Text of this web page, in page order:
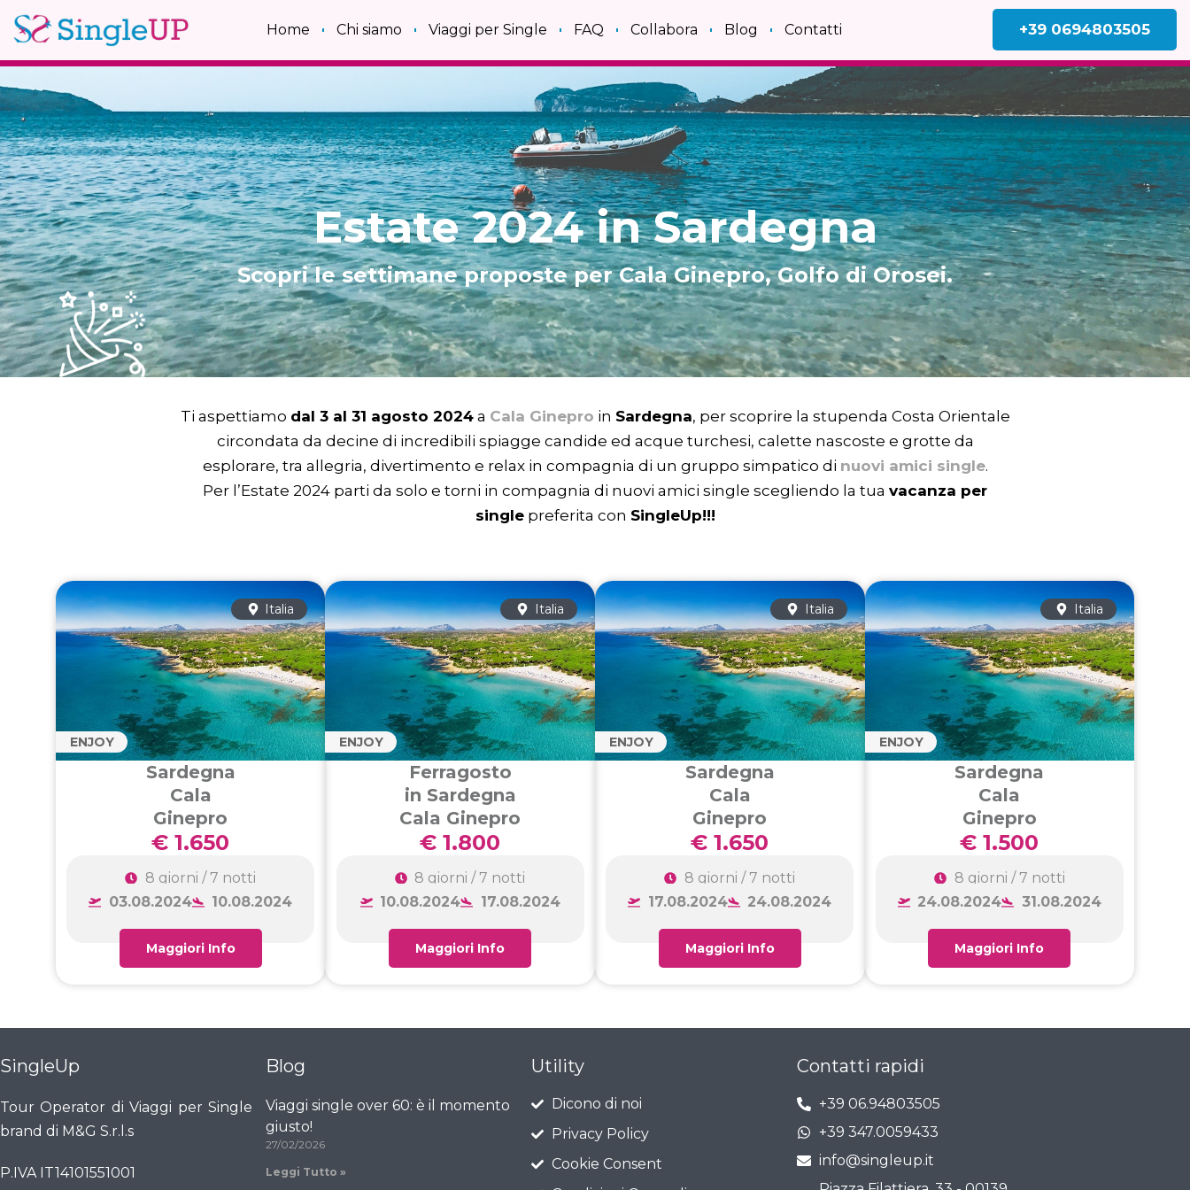
Home Chi siamo Viaggi per Single FAQ Collabora Blog Contatti +39 0694803505
Estate 2024 in Sardegna
Scopri le settimane proposte per Cala Ginepro, Golfo di Orosei.
Ti aspettiamo dal 3 al 31 agosto 2024a Cala Ginepro in Sardegna, per scoprire la stupenda Costa Orientale
circondata da decine di incredibili spiagge candide ed acque turchesi, calette nascoste e grotte da
esplorare, tra allegria, divertimento e relax in compagnia di un gruppo simpatico di nuovi amici single.
Per l’Estate 2024 parti da solo e torni in compagnia di nuovi amici single scegliendo la tua vacanza per
singlepreferita con SingleUp!!!
Italia
Sardegna
Cala
Ginepro
€ 1.650
ENJOY
8 giorni / 7 notti
03.08.2024
10.08.2024
Maggiori Info
Italia
Ferragosto
in Sardegna
Cala Ginepro
€ 1.800
ENJOY
8 giorni / 7 notti
10.08.2024
17.08.2024
Maggiori Info
Italia
Sardegna
Cala
Ginepro
€ 1.650
ENJOY
8 giorni / 7 notti
17.08.2024
24.08.2024
Maggiori Info
Italia
Sardegna
Cala
Ginepro
€ 1.500
ENJOY
8 giorni / 7 notti
24.08.2024
31.08.2024
Maggiori Info
SingleUp
Tour Operator di Viaggi per Single
brand di M&G S.r.l.s
P.IVA IT14101551001
Blog
Viaggi single over 60: è il momento
giusto!
27/02/2026
Leggi Tutto »
Utility
Dicono di noi
Privacy Policy
Cookie Consent
Contatti rapidi
+39 06.94803505
+39 347.0059433
info@singleup.it